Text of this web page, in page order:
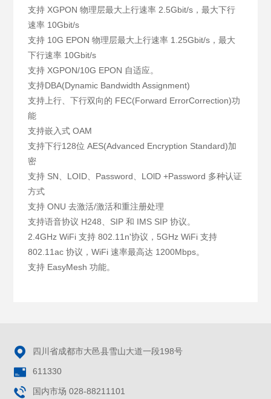
支持 XGPON 物理层最大上行速率 2.5Gbit/s，最大下行
速率 10Gbit/s
支持 10G EPON 物理层最大上行速率 1.25Gbit/s，最大
下行速率 10Gbit/s
支持 XGPON/10G EPON 自适应。
支持DBA(Dynamic Bandwidth Assignment)
支持上行、下行双向的 FEC(Forward ErrorCorrection)功
能
支持嵌入式 OAM
支持下行128位 AES(Advanced Encryption Standard)加
密
支持 SN、LOID、Password、LOlD +Password 多种认证
方式
支持 ONU 去激活/激活和重注册处理
支持语音协议 H248、SIP 和 IMS SIP 协议。
2.4GHz WiFi 支持 802.11n'协议，5GHz WiFi 支持
802.11ac 协议，WiFi 速率最高达 1200Mbps。
支持 EasyMesh 功能。
 四川省成都市大邑县雪山大道一段198号
 611330
 国内市场 028-88211101